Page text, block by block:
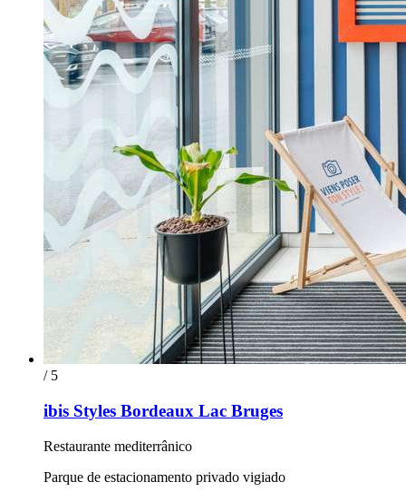
/ 5
ibis Styles Bordeaux Lac Bruges
Restaurante mediterrânico
Parque de estacionamento privado vigiado